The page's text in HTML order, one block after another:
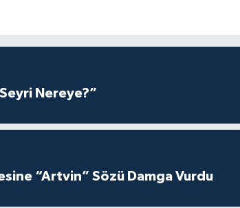
Nereye?”
“Artvin” Sözü Damga Vurdu